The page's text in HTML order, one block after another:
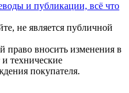
и публикации, всё что
не является публичной
право вносить изменения в
технические
покупателя.